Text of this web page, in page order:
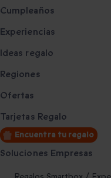
Cumpleaños
Experiencias
Ideas regalo
Regiones
Ofertas
Tarjetas Regalo
Encuentra tu regalo
Soluciones Empresas